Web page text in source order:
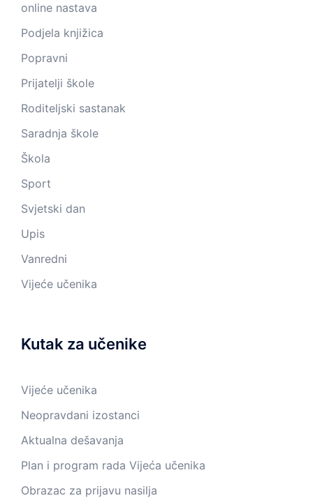
online nastava
Podjela knjižica
Popravni
Prijatelji škole
Roditeljski sastanak
Saradnja škole
Škola
Sport
Svjetski dan
Upis
Vanredni
Vijeće učenika
Kutak za učenike
Vijeće učenika
Neopravdani izostanci
Aktualna dešavanja
Plan i program rada Vijeća učenika
Obrazac za prijavu nasilja